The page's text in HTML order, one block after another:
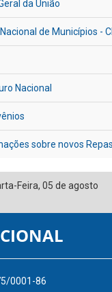
da União
de Municípios -
Nacional
sobre novos
Feira, 05 de agosto
0001-86